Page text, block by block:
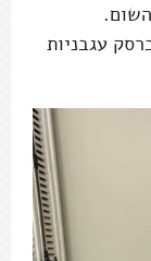
עגבניות